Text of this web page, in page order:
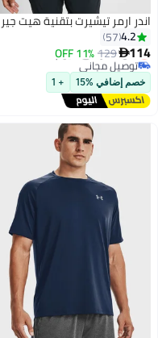
9
اندر ارمر تيشيرت بتقنية هيت جير
4.2
57
114
129
11% OFF
أقل سعر في 7 يوم
توصيل مجاني
أقل سعر في 7 يوم
خصم إضافي %15 + 1